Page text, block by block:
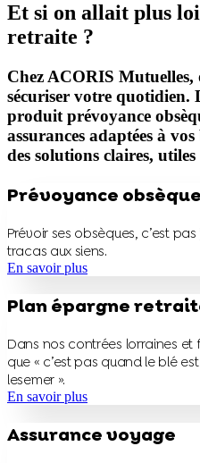
Et si on allait plus
retraite ?
Chez ACORIS
sécuriser votre quotidien.
produit prévoyance
assurances adaptées à
des solutions claires, utiles
Prévoyance
Prévoir ses obsèques, c’est
tracas aux siens.
En savoir plus
Plan épargne
Dans nos contrées lorraines
que « c’est pas quand le blé
lesemer ».
En savoir plus
Assurance voyage